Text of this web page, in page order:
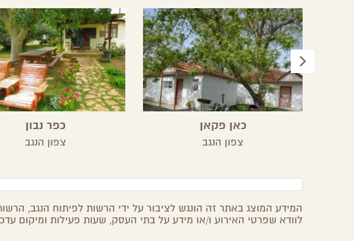
כאן פקאן
צפון הנגב
כפר נבון
צפון הנגב
המידע המוצג באתר זה הונגש לציבור על ידי הרשות לפיתוח הנגב,
לוודא שפרטי האירוע ו/או מידע על בתי העסק, שעות פעילות ומיקום